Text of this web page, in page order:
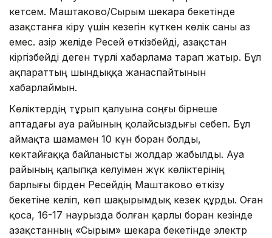
кетсем. Маштаково/Сырым шекара бекетінде
Қазақстанға кіру үшін кезегін күткен көлік саны аз
емес. Қазір желіде Ресей өткізбейді, Қазақстан
кіргізбейді деген түрлі хабарлама тарап жатыр. Бұл
ақпараттың шындыққа жанаспайтынын
хабарлаймын.
Көліктердің тұрып қалуына соңғы бірнеше
аптадағы ауа райының қолайсыздығы себеп. Бұл
аймақта шамамен 10 күн боран болды,
көктайғаққа байланысты жолдар жабылды. Ауа
райының қалыпқа келуімен жүк көліктерінің
барлығы бірден Ресейдің Маштаково өткізу
бекетіне келіп, көп шақырымдық кезек құрды. Оған
қоса, 16-17 наурызда болған қарлы боран кезінде
Қазақстанның «Сырым» шекара бекетінде электр